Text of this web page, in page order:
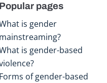
Popular pages
is gender
mainstreaming?
is gender-based
Forms of gender-based